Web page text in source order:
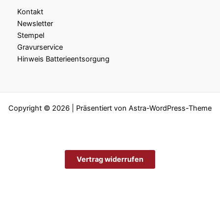
Kontakt
Newsletter
Stempel
Gravurservice
Hinweis Batterieentsorgung
Copyright © 2026 | Präsentiert von Astra-WordPress-Theme
Vertrag widerrufen